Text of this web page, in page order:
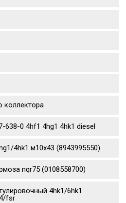
коллектора
638-0 4hf1 4hg1 4hk1 diesel
4hk1 м10х43 (8943995550)
nqr75 (0108558700)
4hk1/6hk1
fsr